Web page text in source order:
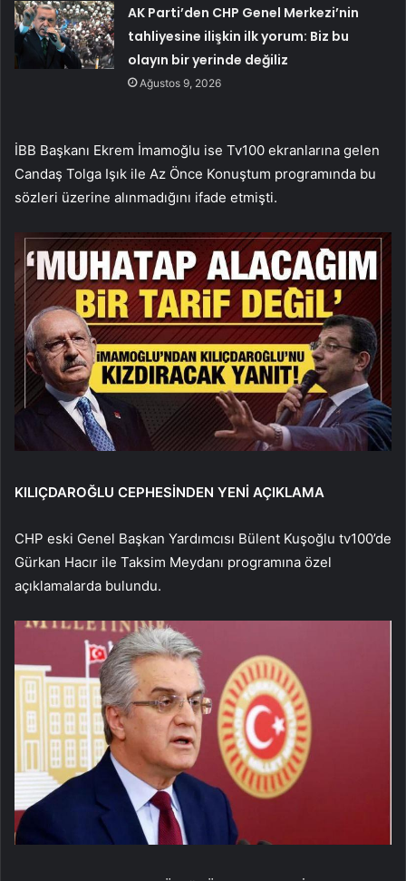
AK Parti’den CHP Genel Merkezi’nin
tahliyesine ilişkin ilk yorum: Biz bu
olayın bir yerinde değiliz
Ağustos 9, 2026
İBB Başkanı Ekrem İmamoğlu ise Tv100 ekranlarına gelen
Candaş Tolga Işık ile Az Önce Konuştum programında bu
sözleri üzerine alınmadığını ifade etmişti.
KILIÇDAROĞLU CEPHESİNDEN YENİ AÇIKLAMA
CHP eski Genel Başkan Yardımcısı Bülent Kuşoğlu tv100’de
Gürkan Hacır ile Taksim Meydanı programına özel
açıklamalarda bulundu.